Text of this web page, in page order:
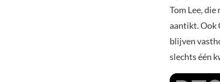
Tom Lee,
aantikt. Ook
blijven
slechts één